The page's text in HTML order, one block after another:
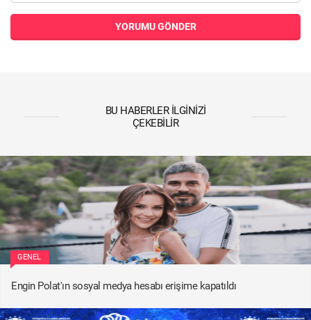
YORUMU GÖNDER
BU HABERLER İLGINIZI
ÇEKEBILIR
GENEL
Engin Polat'ın sosyal medya hesabı erişime kapatıldı